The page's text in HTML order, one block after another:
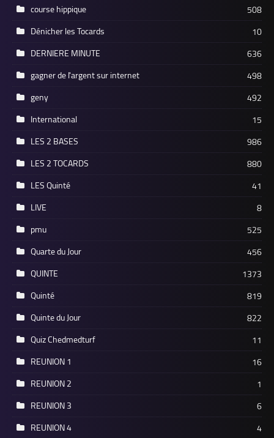
course hippique
508
Dénicher les Tocards
10
DERNIERE MINUTE
636
gagner de l'argent sur internet
498
geny
492
International
15
LES 2 BASES
986
LES 2 TOCARDS
880
LES Quinté
41
LIVE
8
pmu
525
Quarte du Jour
456
QUINTE
1373
Quinté
819
Quinte du Jour
822
Quiz Chedmedturf
11
REUNION 1
16
REUNION 2
1
REUNION 3
6
REUNION 4
4